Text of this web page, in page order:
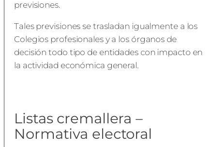
previsiones.
Tales previsiones se trasladan igualmente a los
Colegios profesionales y a los órganos de
decisión todo tipo de entidades con impacto en
la actividad económica general.
Listas cremallera –
Normativa electoral